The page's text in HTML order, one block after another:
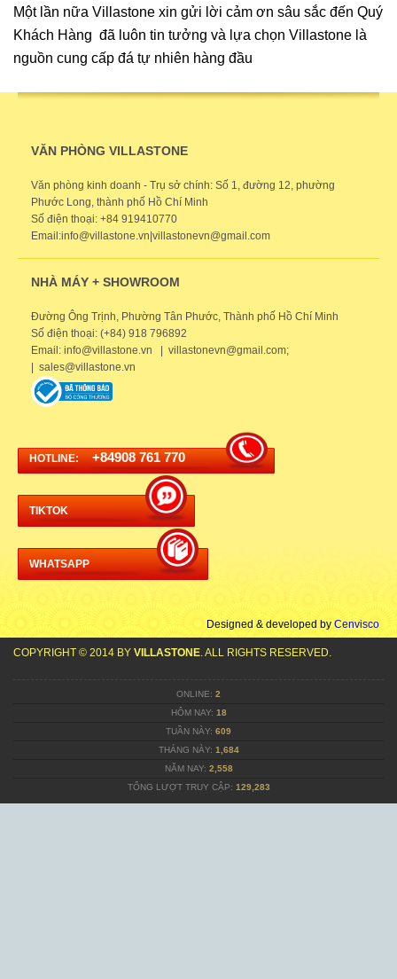
Một lần nữa Villastone xin gửi lời cảm ơn sâu sắc đến Quý
Khách Hàng đã luôn tin tưởng và lựa chọn Villastone là
nguồn cung cấp đá tự nhiên hàng đầu
VĂN PHÒNG VILLASTONE
Văn phòng kinh doanh - Trụ sở chính: Số 1, đường 12, phường
Phước Long, thành phố Hồ Chí Minh
Số điện thoại: +84 919410770
Email:info@villastone.vn|villastonevn@gmail.com
NHÀ MÁY + SHOWROOM
Đường Ông Trịnh, Phường Tân Phước, Thành phố Hồ Chí Minh
Số điện thoại: (+84) 918 796892
Email: info@villastone.vn | villastonevn@gmail.com;
| sales@villastone.vn
HOTLINE:+84908 761 770
TIKTOK
WHATSAPP
Designed & developed by Cenvisco
COPYRIGHT © 2014 BY VILLASTONE. ALL RIGHTS RESERVED.
ONLINE: 2
HÔM NAY: 18
TUẦN NÀY: 609
THÁNG NÀY: 1,684
NĂM NAY: 2,558
TỔNG LƯỢT TRUY CẬP: 129,283